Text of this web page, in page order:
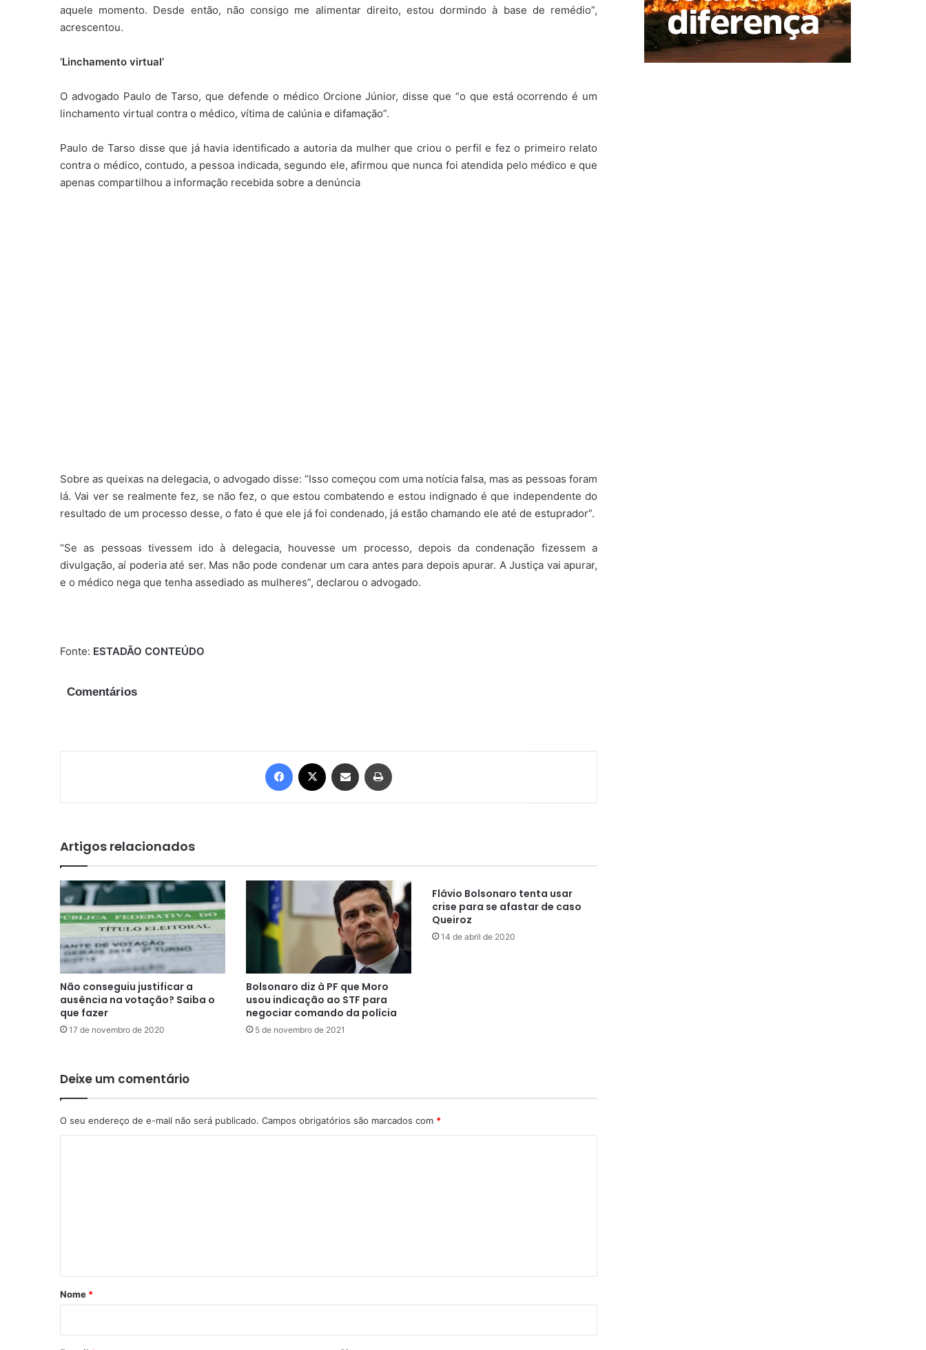
aquele momento. Desde então, não consigo me alimentar direito, estou dormindo à base de remédio”,
acrescentou.
‘Linchamento virtual’
O advogado Paulo de Tarso, que defende o médico Orcione Júnior, disse que “o que está ocorrendo é um
linchamento virtual contra o médico, vítima de calúnia e difamação”.
Paulo de Tarso disse que já havia identificado a autoria da mulher que criou o perfil e fez o primeiro relato
contra o médico, contudo, a pessoa indicada, segundo ele, afirmou que nunca foi atendida pelo médico e que
apenas compartilhou a informação recebida sobre a denúncia
Sobre as queixas na delegacia, o advogado disse: “Isso começou com uma notícia falsa, mas as pessoas foram
lá. Vai ver se realmente fez, se não fez, o que estou combatendo e estou indignado é que independente do
resultado de um processo desse, o fato é que ele já foi condenado, já estão chamando ele até de estuprador”.
“Se as pessoas tivessem ido à delegacia, houvesse um processo, depois da condenação fizessem a
divulgação, aí poderia até ser. Mas não pode condenar um cara antes para depois apurar. A Justiça vai apurar,
e o médico nega que tenha assediado as mulheres”, declarou o advogado.
Fonte: ESTADÃO CONTEÚDO
Comentários
Facebook Compartilhar via e-mail
Artigos relacionados
Não conseguiu justificar a
ausência na votação? Saiba o
que fazer
17 de novembro de 2020
Bolsonaro diz à PF que Moro
usou indicação ao STF para
negociar comando da polícia
5 de novembro de 2021
Flávio Bolsonaro tenta usar
crise para se afastar de caso
Queiroz
14 de abril de 2020
Deixe um comentário
O seu endereço de e-mail não será publicado. Campos obrigatórios são marcados com *
rNome *